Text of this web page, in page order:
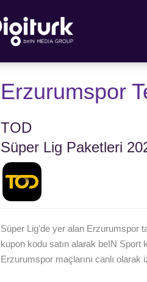
Erzurumspor
TOD
Süper Lig Paketleri
Süper Lig'de yer alan Erzurumspor
kupon kodu satın alarak beIN Sport
Erzurumspor maçlarını canlı olarak